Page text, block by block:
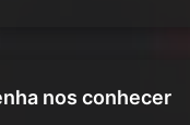
nos conhecer